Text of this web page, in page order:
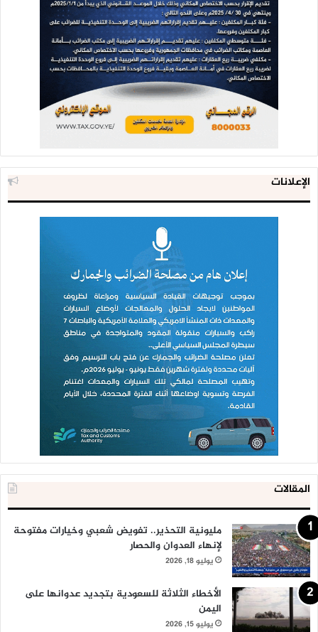
الإعلانات
المقالات
مليونية التحذير.. تفويض شعبي وخيارات مفتوحة
لإنهاء العدوان والحصار
يوليو 18, 2026
الأخطاء الثلاثة للسعودية بتجديد عدوانها على
اليمن
يوليو 15, 2026